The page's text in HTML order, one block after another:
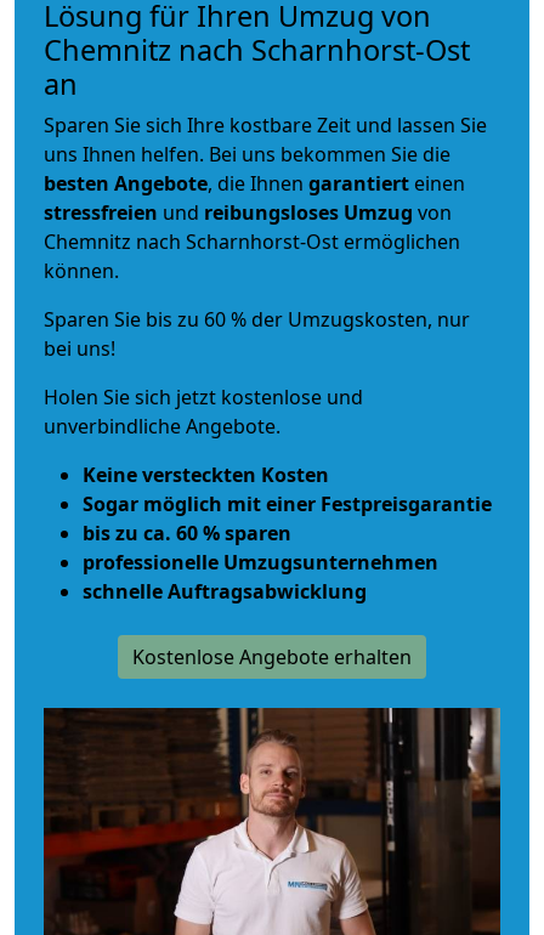
Lösung für Ihren Umzug von
Chemnitz nach Scharnhorst-Ost
an
Sparen Sie sich Ihre kostbare Zeit und lassen Sie
uns Ihnen helfen. Bei uns bekommen Sie die
besten Angebote, die Ihnen garantiert einen
stressfreien und reibungsloses Umzug von
Chemnitz nach Scharnhorst-Ost ermöglichen
können.
Sparen Sie bis zu 60 % der Umzugskosten, nur
bei uns!
Holen Sie sich jetzt kostenlose und
unverbindliche Angebote.
Keine versteckten Kosten
Sogar möglich mit einer Festpreisgarantie
bis zu ca. 60 % sparen
professionelle Umzugsunternehmen
schnelle Auftragsabwicklung
Kostenlose Angebote erhalten